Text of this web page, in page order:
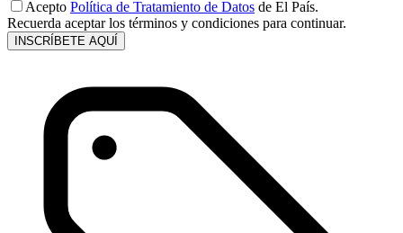
Acepto Política de Tratamiento de Datos de El País.
Recuerda aceptar los términos y condiciones para continuar.
INSCRÍBETE AQUÍ